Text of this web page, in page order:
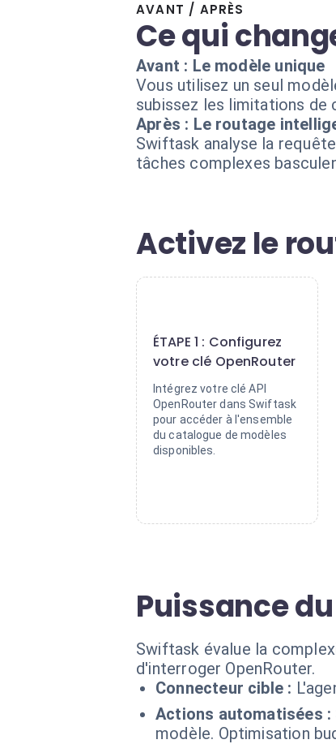
AVANT / APRÈS
Ce qui
Avant : Le modèle unique
Vous utilisez un seul
subissez les limitations de
Après : Le routage
Swiftask analyse la
tâches complexes
Activez le
ÉTAPE 1 : Configurez
votre clé OpenRouter
Intégrez votre clé API
OpenRouter dans Swiftask
pour accéder à l'ensemble
du catalogue de modèles
disponibles.
Puissance
Swiftask évalue la
d'interroger OpenRouter.
Connecteur cible :
Actions automatisées :
modèle. Optimisation